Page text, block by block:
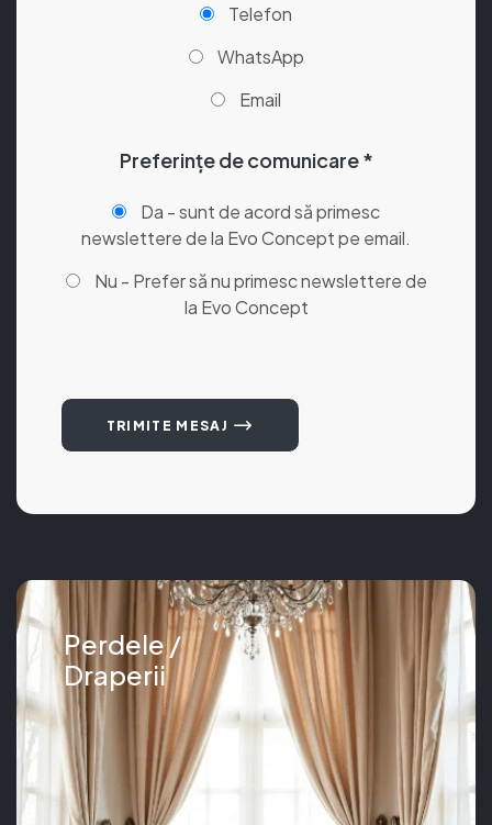
Telefon
WhatsApp
Email
Preferințe de comunicare *
Da - sunt de acord să primesc
newslettere de la Evo Concept pe email.
Nu - Prefer să nu primesc newslettere de
la Evo Concept
TRIMITE MESAJ
Perdele /
Draperii